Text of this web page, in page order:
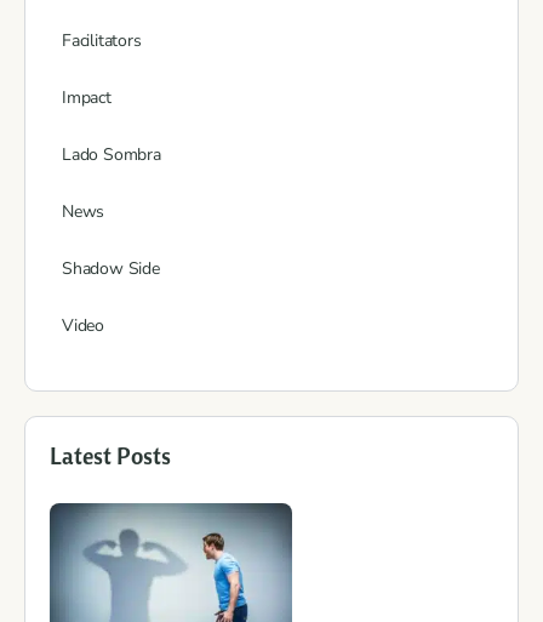
Facilitators
Impact
Lado Sombra
News
Shadow Side
Video
Latest Posts